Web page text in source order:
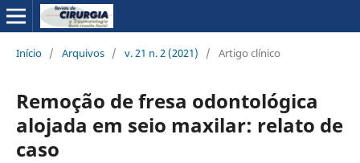
Início / Arquivos / v. 21 n. 2 (2021) / Artigo clínico
Remoção de fresa odontológica
alojada em seio maxilar: relato de
caso